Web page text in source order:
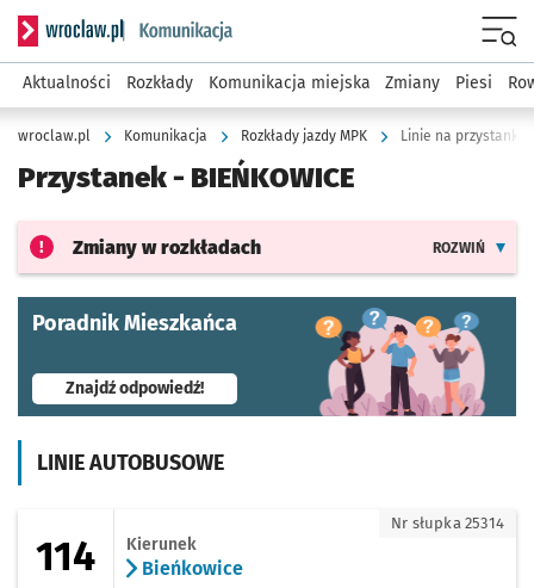
Serwis informacyjny wroclaw.pl podserwis: Komunikacja
Aktualności Rozkłady Komunikacja miejska Zmiany Piesi
wroclaw.pl Komunikacja Rozkłady jazdy MPK Linie na przystanku
Przystanek - BIEŃKOWICE
Zmiany w rozkładach ROZWIŃ
Poradnik Mieszkańca
Znajdź odpowiedź!- otworzy się w nowej karcie
LINIE AUTOBUSOWE
114 Kierunek
Bieńkowice
Nr słupka 25314